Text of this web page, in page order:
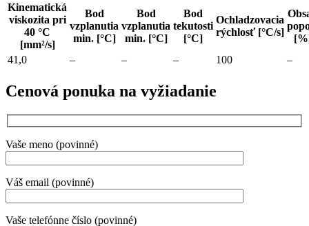
Kinematická
viskozita pri
40 °C
[mm²/s]
Bod
vzplanutia
min. [°C]
Bod
vzplanutia
min. [°C]
Bod
tekutosti
[°C]
Ochladzovacia
rýchlosť [°C/s]
41,0
– – – 100 –
Cenová ponuka na vyžiadanie
Vaše meno (povinné)
Váš email (povinné)
Vaše telefónne číslo (povinné)